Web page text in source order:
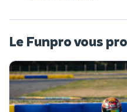
Le Funpro vous